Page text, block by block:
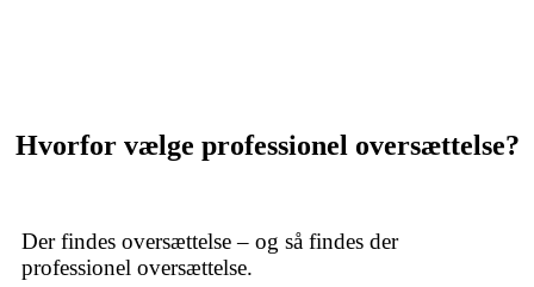
Hvorfor vælge professionel oversættelse?
Der findes oversættelse – og så findes der
professionel oversættelse.